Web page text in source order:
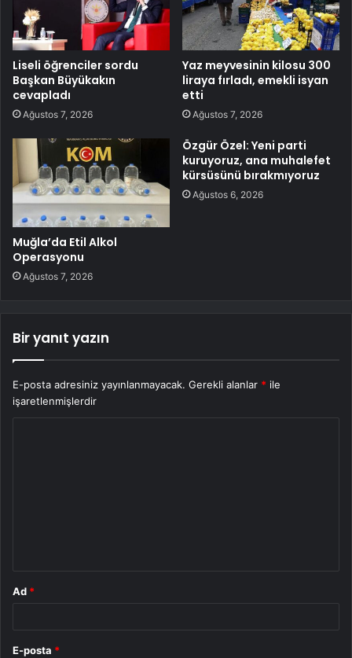
Liseli öğrenciler sordu
Başkan Büyükakın
cevapladı
Ağustos 7, 2026
Yaz meyvesinin kilosu 300
liraya fırladı, emekli isyan
etti
Ağustos 7, 2026
Muğla’da Etil Alkol
Operasyonu
Ağustos 7, 2026
Özgür Özel: Yeni parti
kuruyoruz, ana muhalefet
kürsüsünü bırakmıyoruz
Ağustos 6, 2026
Bir yanıt yazın
E-posta adresiniz yayınlanmayacak. Gerekli alanlar * ile
işaretlenmişlerdir
Ad *
E-posta *